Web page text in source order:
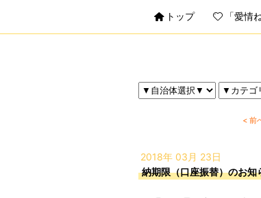
トップ 「愛情
< 前
2018年 03月 23日
納期限（口座振替）のお知